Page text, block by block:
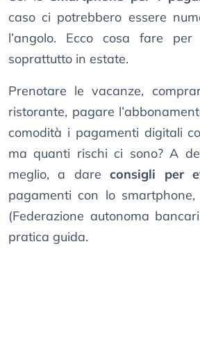
caso ci potrebbero essere
l’angolo. Ecco cosa fare
soprattutto in estate.
Prenotare le vacanze,
ristorante, pagare
comodità i pagamenti digitali
ma quanti rischi ci sono? A
meglio, a dareconsigli per
pagamenti con lo
(Federazione autonoma
pratica guida.